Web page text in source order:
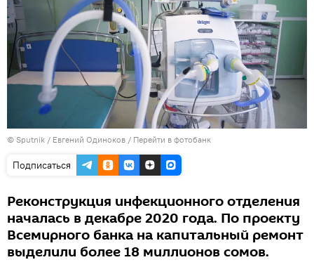
© Sputnik / Евгений Одиноков / Перейти в фотобанк
Подписаться
Реконструкция инфекционного отделения
началась в декабре 2020 года. По проекту
Всемирного банка на капитальный ремонт
выделили более 18 миллионов сомов.